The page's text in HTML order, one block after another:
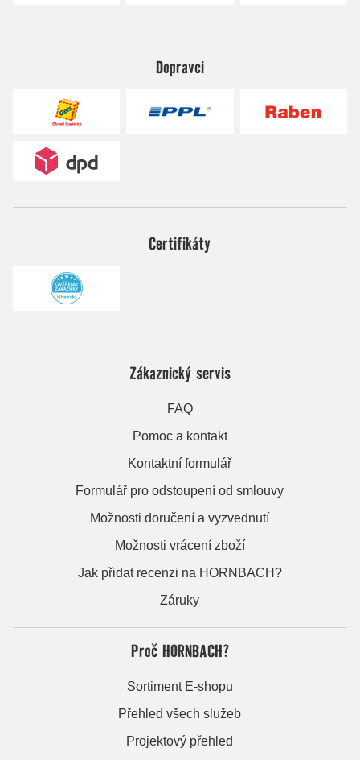
Dopravci
Certifikáty
Zákaznický servis
FAQ
Pomoc a kontakt
Kontaktní formulář
Formulář pro odstoupení od smlouvy
Možnosti doručení a vyzvednutí
Možnosti vrácení zboží
Jak přidat recenzi na HORNBACH?
Záruky
Proč HORNBACH?
Sortiment E-shopu
Přehled všech služeb
Projektový přehled